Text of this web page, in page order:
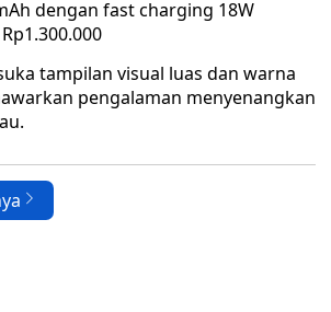
dengan fast charging 18W
tampilan visual luas dan warna
pengalaman menyenangkan